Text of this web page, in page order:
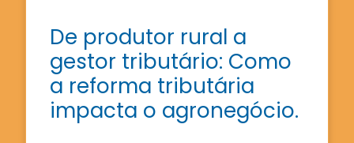
De produtor rural a
gestor tributário: Como
a reforma tributária
impacta o agronegócio.